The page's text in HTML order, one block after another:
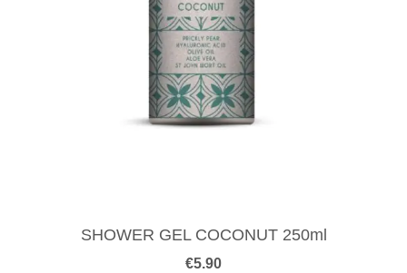
SHOWER GEL COCONUT 250ml
€5.90